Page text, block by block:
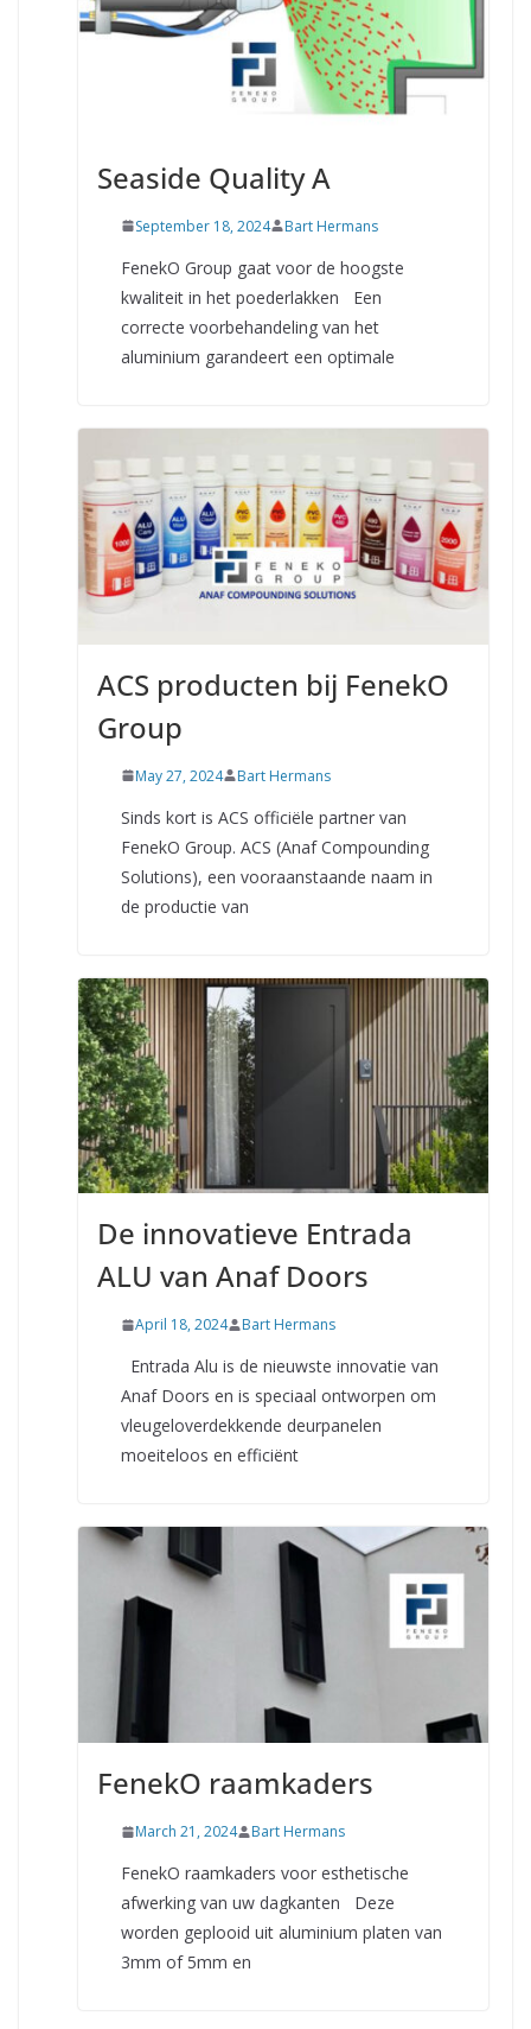
Seaside Quality A
September 18, 2024 Bart Hermans
FenekO Group gaat voor de hoogste
kwaliteit in het poederlakken Een
correcte voorbehandeling van het
aluminium garandeert een optimale
ACS producten bij FenekO
Group
May 27, 2024 Bart Hermans
Sinds kort is ACS officiële partner van
FenekO Group. ACS (Anaf Compounding
Solutions), een vooraanstaande naam in
de productie van
De innovatieve Entrada
ALU van Anaf Doors
April 18, 2024 Bart Hermans
Entrada Alu is de nieuwste innovatie van
Anaf Doors en is speciaal ontworpen om
vleugeloverdekkende deurpanelen
moeiteloos en efficiënt
FenekO raamkaders
March 21, 2024 Bart Hermans
FenekO raamkaders voor esthetische
afwerking van uw dagkanten Deze
worden geplooid uit aluminium platen van
3mm of 5mm en